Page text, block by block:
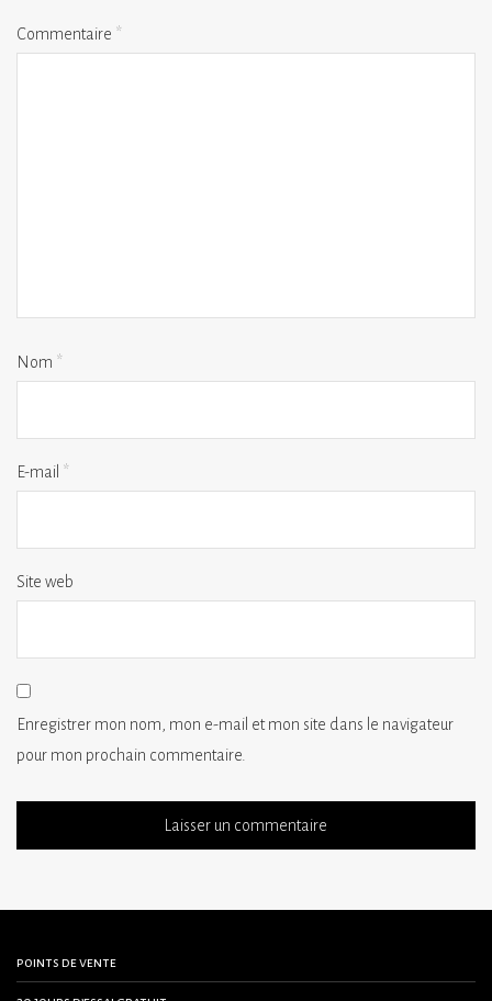
Commentaire *
Nom *
E-mail *
Site web
Enregistrer mon nom, mon e-mail et mon site dans le navigateur
pour mon prochain commentaire.
points de vente